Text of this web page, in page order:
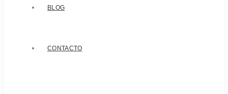
BLOG
CONTACTO